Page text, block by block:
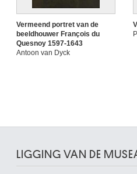
Vermeend portret van de
beeldhouwer François du
Quesnoy 1597-1643
Antoon van Dyck
LIGGING VAN DE